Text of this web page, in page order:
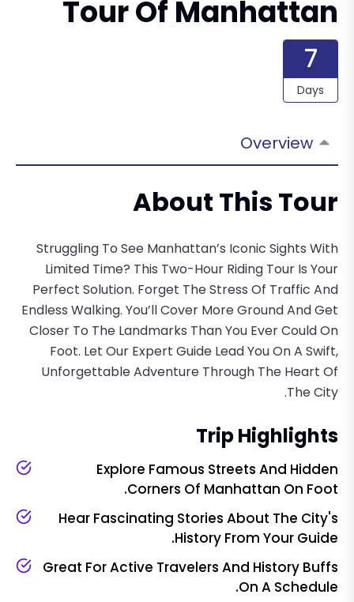
Tour Of Manhattan
7
Days
Overview
About This Tour
Struggling To See Manhattan’s Iconic Sights With
Limited Time? This Two-Hour Riding Tour Is Your
Perfect Solution. Forget The Stress Of Traffic And
Endless Walking. You’ll Cover More Ground And Get
Closer To The Landmarks Than You Ever Could On
Foot. Let Our Expert Guide Lead You On A Swift,
Unforgettable Adventure Through The Heart Of
The City.
Trip Highlights
Explore Famous Streets And Hidden
Corners Of Manhattan On Foot.
Hear Fascinating Stories About The City's
History From Your Guide.
Great For Active Travelers And History Buffs
On A Schedule.